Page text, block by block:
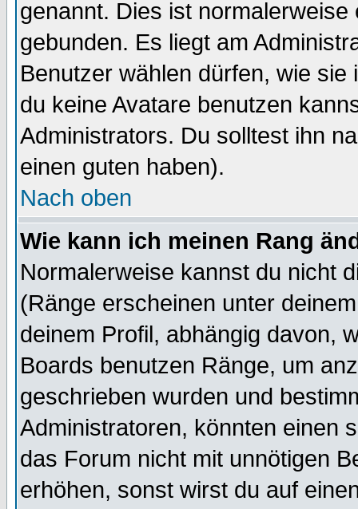
genannt. Dies ist
gebunden. Es liegt am
Benutzer wählen dürfen, wie
du keine Avatare benutzen
Administrators. Du solltest ihn
einen guten haben).
Nach oben
Wie kann ich meinen Rang
Normalerweise kannst du nicht
(Ränge erscheinen unter
deinem Profil, abhängig davon,
Boards benutzen Ränge, um
geschrieben wurden und
Administratoren, könnten einen
das Forum nicht mit unnötigen
erhöhen, sonst wirst du auf